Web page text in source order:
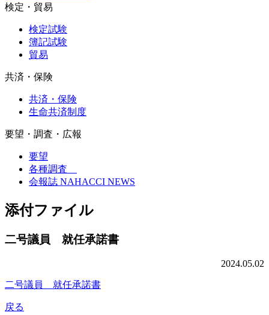
検定・貿易
検定試験
簿記試験
貿易
共済・保険
共済・保険
生命共済制度
要望・調査・広報
要望
各種調査
会報誌 NAHACCI NEWS
添付ファイル
二号議員 就任承諾書
2024.05.02
二号議員 就任承諾書
戻る